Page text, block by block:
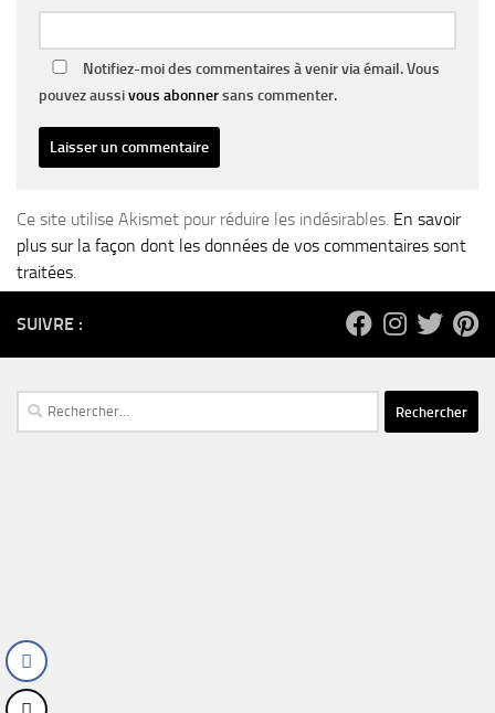
Notifiez-moi des commentaires à venir via émail. Vous
pouvez aussivous abonnersans commenter.
Ce site utilise Akismet pour réduire les indésirables. En savoir
plus sur la façon dont les données de vos commentaires sont
traitées.
SUIVRE :
Rechercher :